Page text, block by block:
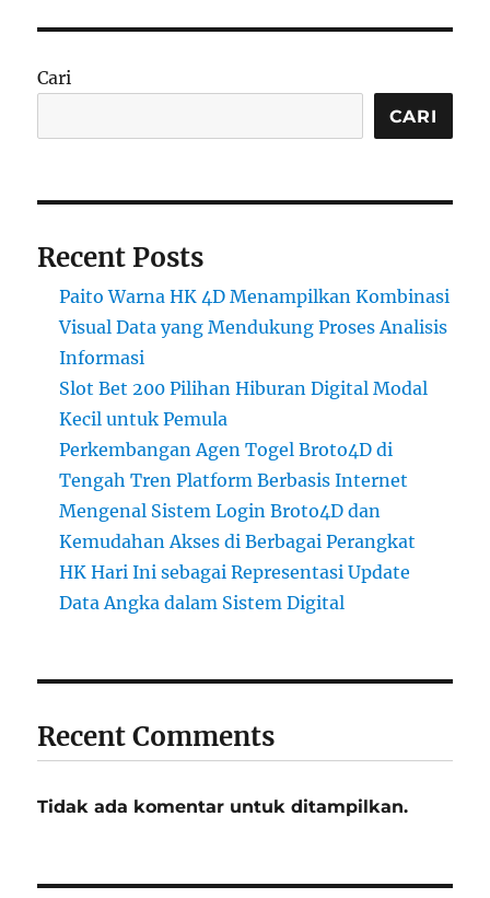
Cari
CARI
Recent Posts
Paito Warna HK 4D Menampilkan Kombinasi
Visual Data yang Mendukung Proses Analisis
Informasi
Slot Bet 200 Pilihan Hiburan Digital Modal
Kecil untuk Pemula
Perkembangan Agen Togel Broto4D di
Tengah Tren Platform Berbasis Internet
Mengenal Sistem Login Broto4D dan
Kemudahan Akses di Berbagai Perangkat
HK Hari Ini sebagai Representasi Update
Data Angka dalam Sistem Digital
Recent Comments
Tidak ada komentar untuk ditampilkan.